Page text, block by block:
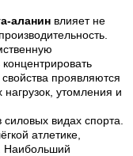
аланин влияет не
проявляются
нагрузок, утомления и
видах спорта.
атлетике,
Наибольший